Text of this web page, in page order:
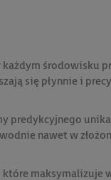
środowisku
się płynnie i
predykcyjnego
nawet w